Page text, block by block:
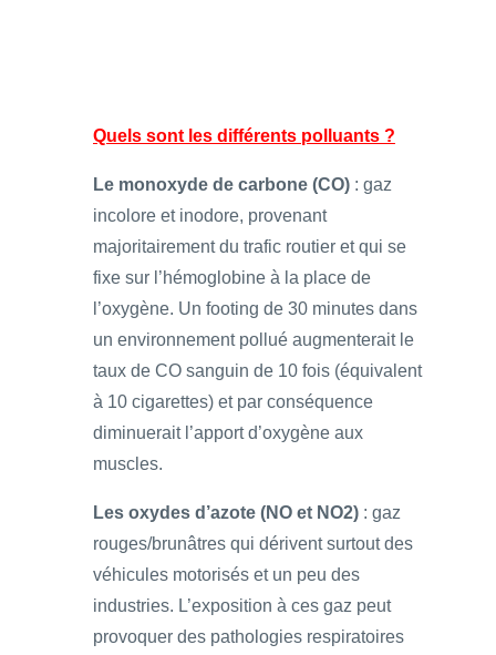
Quels sont les différents polluants ?
Le monoxyde de carbone (CO) : gaz
incolore et inodore, provenant
majoritairement du trafic routier et qui se
fixe sur l’hémoglobine à la place de
l’oxygène. Un footing de 30 minutes dans
un environnement pollué augmenterait le
taux de CO sanguin de 10 fois (équivalent
à 10 cigarettes) et par conséquence
diminuerait l’apport d’oxygène aux
muscles.
Les oxydes d’azote (NO et NO2) : gaz
rouges/brunâtres qui dérivent surtout des
véhicules motorisés et un peu des
industries. L’exposition à ces gaz peut
provoquer des pathologies respiratoires